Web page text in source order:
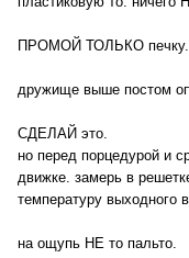
ПРОМОЙ ТОЛЬКО печку.
дружище выше постом
СДЕЛАЙ это.
но перед порцедурой и
движке. замерь в
температуру выходного
на ощупь НЕ то пальто.